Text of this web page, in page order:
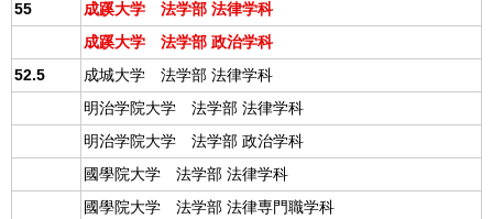
55
成蹊大学 法学部 法律学科
成蹊大学 法学部 政治学科
52.5
成城大学 法学部 法律学科
明治学院大学 法学部 法律学科
明治学院大学 法学部 政治学科
國學院大学 法学部 法律学科
國學院大学 法学部 法律専門職学科